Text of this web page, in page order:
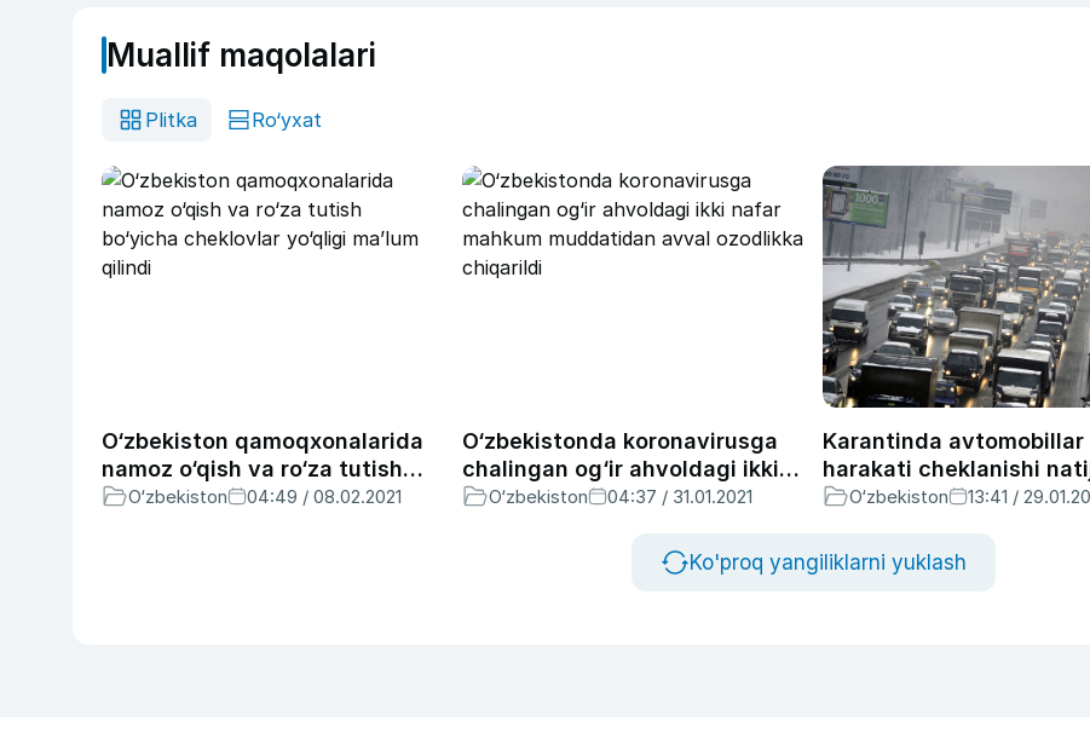
Muallif maqolalari
Plitka Ro‘yxat
O‘zbekiston qamoqxonalarida
namoz o‘qish va ro‘za tutish
bo‘yicha cheklovlar yo‘qligi
O‘zbekiston 04:49 / 08.02.2021
O‘zbekistonda koronavirusga
chalingan og‘ir ahvoldagi ikki
nafar mahkum muddatidan
O‘zbekiston 04:37 / 31.01.2021
Karantinda avtomobillar
harakati cheklanishi
atmosferaga chiqadigan
ming tonnaga
Davlat ekologiya
O‘zbekiston 13:41 /
Ko'proq yangiliklarni yuklash